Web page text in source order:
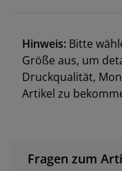
Hinweis: Bitte
Größe aus, um
Druckqualität,
Artikel zu
Fragen zum